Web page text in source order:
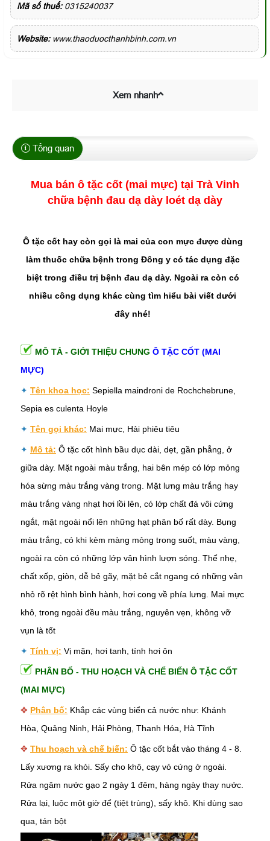
Mã số thuế: 0315240037
Website:www.thaoduocthanhbinh.com.vn
Xem nhanh
Tổng quan
Mua bán ô tặc cốt (mai mực) tại Trà Vinh
chữa bệnh đau dạ dày loét dạ dày
Ô tặc cốt hay còn gọi là mai của con mực được dùng
làm thuốc chữa bệnh trong Đông y có tác dụng đặc
biệt trong điều trị bệnh đau dạ dày. Ngoài ra còn có
nhiều công dụng khác cùng tìm hiểu bài viết dưới
đây nhé!
MÔ TẢ - GIỚI THIỆU CHUNG Ô TẶC CỐT (MAI
MỰC)
✦ Tên khoa học: Sepiella maindroni de Rochchebrune,
Sepia es culenta Hoyle
✦ Tên gọi khác: Mai mực, Hải phiêu tiêu
✦ Mô tả: Ô tặc cốt hình bầu dục dài, dẹt, gần phẳng, ở
giữa dày. Mặt ngoài màu trắng, hai bên mép có lớp mỏng
hóa sừng màu trắng vàng trong. Mặt lưng màu trắng hay
màu trắng vàng nhạt hơi lồi lên, có lớp chất đá vôi cứng
ngắt, mặt ngoài nổi lên những hạt phân bố rất dày. Bụng
màu trắng, có khi kèm màng mỏng trong suốt, màu vàng,
ngoài ra còn có những lớp vân hình lượn sóng. Thể nhẹ,
chất xốp, giòn, dễ bẻ gãy, mặt bẻ cắt ngang có những vân
nhỏ rõ rệt hình bình hành, hơi cong về phía lưng. Mai mực
khô, trong ngoài đều màu trắng, nguyên vẹn, không vỡ
vụn là tốt
✦ Tính vị: Vị mặn, hơi tanh, tính hơi ôn
PHÂN BỐ - THU HOẠCH VÀ CHẾ BIẾN Ô TẶC CỐT
(MAI MỰC)
✥ Phân bố: Khắp các vùng biển cả nước như: Khánh
Hòa, Quảng Ninh, Hải Phòng, Thanh Hóa, Hà Tĩnh
✥ Thu hoạch và chế biến: Ô tặc cốt bắt vào tháng 4 - 8.
Lấy xương ra khỏi. Sấy cho khô, cạy vỏ cứng ở ngoài.
Rửa ngâm nước gạo 2 ngày 1 đêm, hàng ngày thay nước.
Rửa lại, luộc một giờ để (tiệt trùng), sấy khô. Khi dùng sao
qua, tán bột